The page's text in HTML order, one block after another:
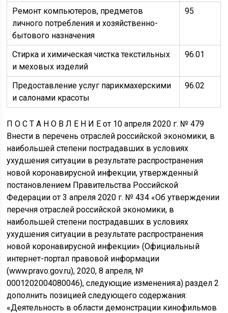
Ремонт компьютеров, предметов
личного потребления и хозяйственно-
бытового назначения
95
Стирка и химическая чистка текстильных
и меховых изделий
96.01
Предоставление услуг парикмахерскими
и салонами красоты
96.02
П О С Т А Н О В Л Е Н И Е от 10 апреля 2020 г. № 479
Внести в перечень отраслей российской экономики, в
наибольшей степени пострадавших в условиях
ухудшения ситуации в результате распространения
новой коронавирусной инфекции, утвержденный
постановлением Правительства Российской
Федерации от 3 апреля 2020 г. № 434 «Об утверждении
перечня отраслей российской экономики, в
наибольшей степени пострадавших в условиях
ухудшения ситуации в результате распространения
новой коронавирусной инфекции» (Официальный
интернет-портал правовой информации
(www.pravo.gov.ru), 2020, 8 апреля, №
0001202004080046), следующие изменения:а) раздел 2
дополнить позицией следующего содержания:
«Деятельность в области демонстрации кинофильмов